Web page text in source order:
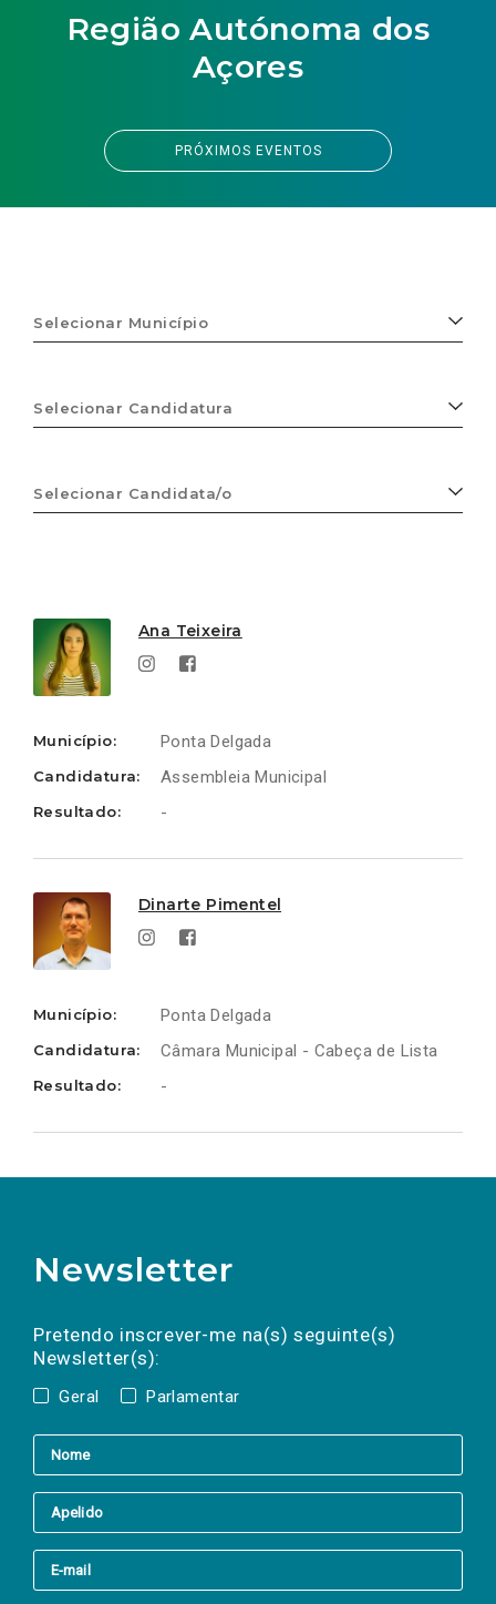
Região Autónoma dos
Açores
PRÓXIMOS EVENTOS
Selecionar
Município
Selecionar
Candidatura
Selecionar
Candidata/o
Ana Teixeira
Município: Ponta Delgada
Candidatura: Assembleia Municipal
Resultado: -
Dinarte Pimentel
Município: Ponta Delgada
Candidatura: Câmara Municipal - Cabeça de Lista
Resultado: -
Newsletter
Pretendo inscrever-me na(s) seguinte(s)
Newsletter(s):
Geral Parlamentar
a(s) newsletter(s).
mail